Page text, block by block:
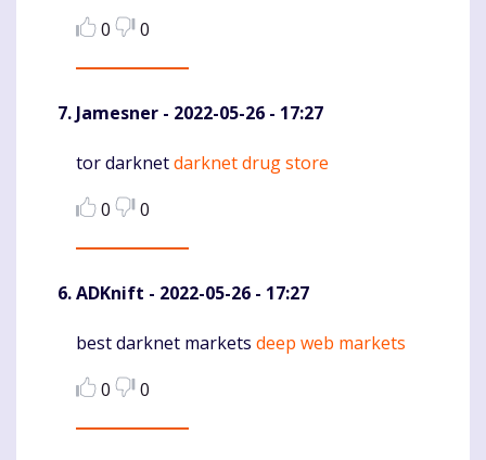
0
0
Jamesner - 2022-05-26 - 17:27
Komentaras
tor darknetdarknet drug store
0
0
ADKnift - 2022-05-26 - 17:27
Komentaras
best darknet markets deep web markets
0
0